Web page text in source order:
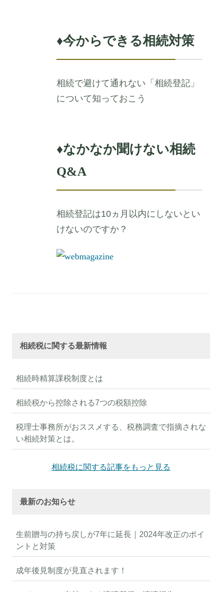
♦今からできる相続対策
相続で避けて通れない「相続登記」
について知っておこう
♦なかなか聞けない相続
Q&A
相続登記は10ヵ月以内にしないとい
けないのですか？
相続税に関する最新情報
相続時精算課税制度とは
相続税から控除される7つの税額控除
税理士事務所がおススメする、税務調査で指摘されな
い相続対策とは。
相続税に関する記事をもっと見る
最新のお知らせ
生前贈与の持ち戻しが7年に延長｜2024年改正のポイ
ントと対策
成年後見制度が見直されます！